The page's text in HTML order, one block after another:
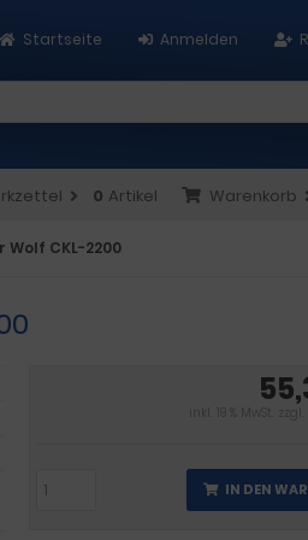
Anmelden
Startseite
Warenkorb
0 Artikel
CKL-2200
inkl. 19 % MwSt. zzgl.
IN DEN